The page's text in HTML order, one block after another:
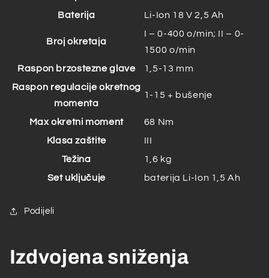
Baterija
Li-Ion 18 V 2,5 Ah
Broj okretaja
I – 0-400 o/min; II – 0-
1500 o/min
Raspon brzostezne glave
1,5-13 mm
Raspon regulacije okretnog
momenta
1-15 + bušenje
Max okretni moment
68 Nm
Klasa zaštite
III
Težina
1,6 kg
Set uključuje
baterija Li-Ion 1,5 Ah
Podijeli
Izdvojena sniženja